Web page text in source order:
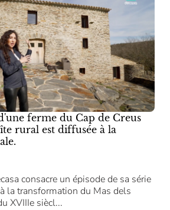
ferme du Cap de Creus
rural est diffusée à la
consacre un épisode de sa série
la transformation du Mas dels
XVIIIe siècl...